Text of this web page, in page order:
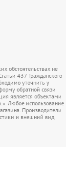
обстоятельствах не
437 Гражданского
уточнить у
обратной связи
является объектами
Любое использование
Производители
и внешний вид